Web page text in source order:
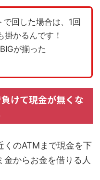
回した場合は、1回
かるんです！
が揃った
けて現金が無くな
くのATMまで現金を下
からお金を借りる人